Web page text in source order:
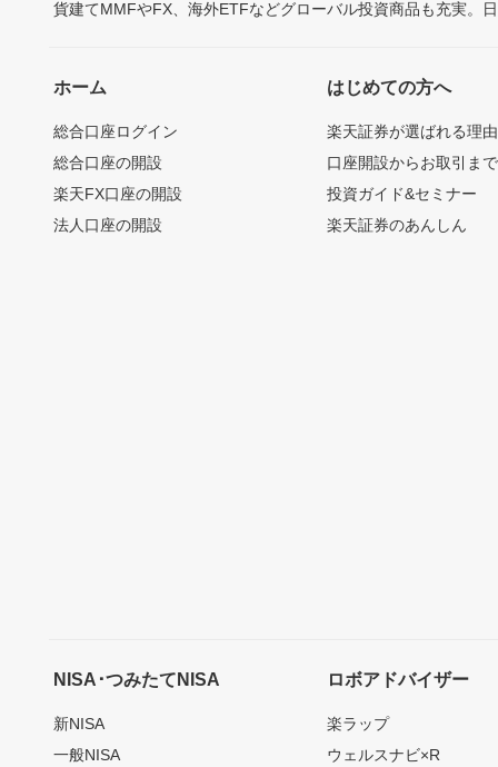
貨建てMMFやFX、海外ETFなどグローバル投資商品も充実。
ホーム
総合口座ログイン
総合口座の開設
楽天FX口座の開設
法人口座の開設
はじめての方へ
楽天証券が選ばれる理由
口座開設からお取引ま
投資ガイド&セミナー
楽天証券のあんしん
NISA･つみたてNISA
新NISA
一般NISA
ロボアドバイザー
楽ラップ
ウェルスナビ×R